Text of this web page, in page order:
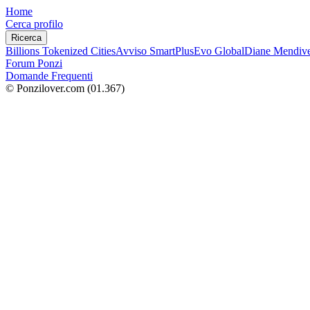
Home
Cerca profilo
Ricerca
Billions Tokenized CitiesAvviso SmartPlusEvo GlobalDiane
Forum Ponzi
Domande Frequenti
© Ponzilover.com (01.367)